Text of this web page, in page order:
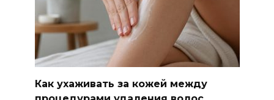
Как ухаживать за кожей между